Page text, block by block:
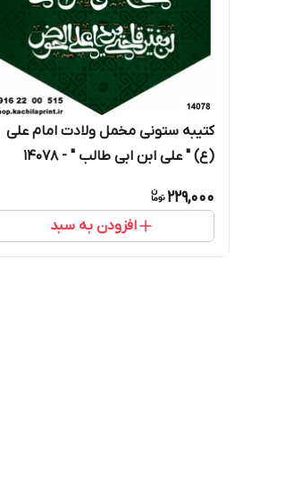
کتیبه ستونی مخمل ولادت امام علی
(ع) " علی ابن ابی طالب " - 14078
229,000
افزودن به سبد